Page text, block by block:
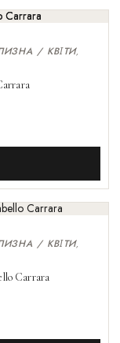
/ КВІТИ,
/ КВІТИ,
Carrara